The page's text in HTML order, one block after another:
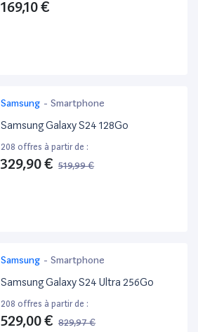
169,10 €
Samsung - Smartphone
Samsung Galaxy S24 128Go
208 offres à partir de :
329,90 € 519,99 €
Samsung - Smartphone
Samsung Galaxy S24 Ultra 256Go
208 offres à partir de :
529,00 € 829,97 €